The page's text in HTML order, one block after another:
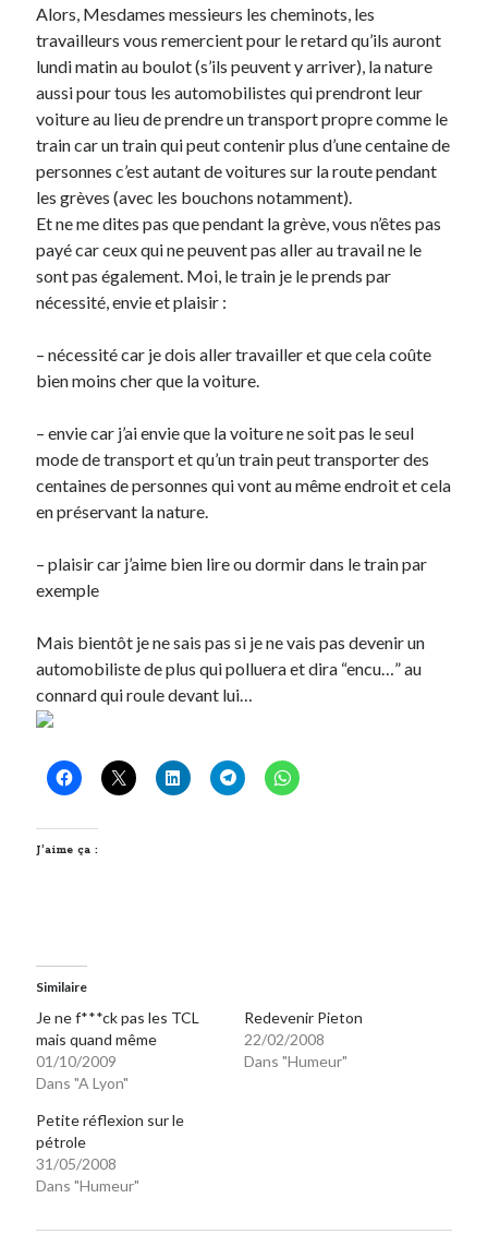
Photos
Post inutile
Proust
Sons
Sorties cuculturelles
Tavukoi
Vidéos
Alors, Mesdames messieurs les cheminots, les
travailleurs vous remercient pour le retard qu’ils auront
lundi matin au boulot (s’ils peuvent y arriver), la nature
aussi pour tous les automobilistes qui prendront leur
voiture au lieu de prendre un transport propre comme le
train car un train qui peut contenir plus d’une centaine de
personnes c’est autant de voitures sur la route pendant
les grèves (avec les bouchons notamment).
Et ne me dites pas que pendant la grève, vous n’êtes pas
payé car ceux qui ne peuvent pas aller au travail ne le
sont pas également. Moi, le train je le prends par
nécessité, envie et plaisir :
– nécessité car je dois aller travailler et que cela coûte
bien moins cher que la voiture.
– envie car j’ai envie que la voiture ne soit pas le seul
mode de transport et qu’un train peut transporter des
centaines de personnes qui vont au même endroit et cela
en préservant la nature.
– plaisir car j’aime bien lire ou dormir dans le train par
exemple
Mais bientôt je ne sais pas si je ne vais pas devenir un
automobiliste de plus qui polluera et dira “encu…” au
connard qui roule devant lui…
J’aime ça :
Similaire
Je ne f***ck pas les TCL
mais quand même
01/10/2009
Dans "A Lyon"
Redevenir Pieton
22/02/2008
Dans "Humeur"
Petite réflexion sur le
pétrole
31/05/2008
Dans "Humeur"